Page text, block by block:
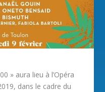
» aura lieu à l’Opéra
dans le cadre du